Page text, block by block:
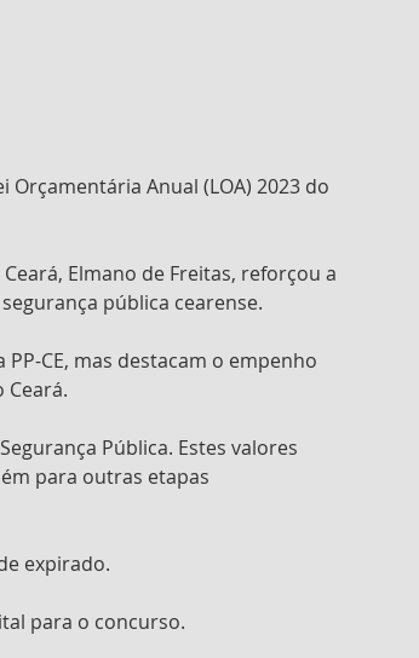
Orçamentária Anual (LOA) 2023 do
Elmano de Freitas, reforçou a
pública cearense.
CE, mas destacam o empenho
Pública. Estes valores
para outras etapas
expirado.
para o concurso.